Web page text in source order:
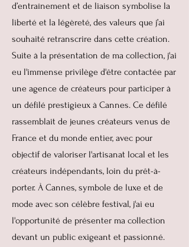
d’entraînement et de liaison symbolise la
liberté et la légèreté, des valeurs que j’ai
souhaité retranscrire dans cette création.
Suite à la présentation de ma collection, j'ai
eu l'immense privilège d'être contactée par
une agence de créateurs pour participer à
un défilé prestigieux à Cannes. Ce défilé
rassemblait de jeunes créateurs venus de
France et du monde entier, avec pour
objectif de valoriser l'artisanat local et les
créateurs indépendants, loin du prêt-à-
porter. À Cannes, symbole de luxe et de
mode avec son célèbre festival, j'ai eu
l'opportunité de présenter ma collection
devant un public exigeant et passionné.